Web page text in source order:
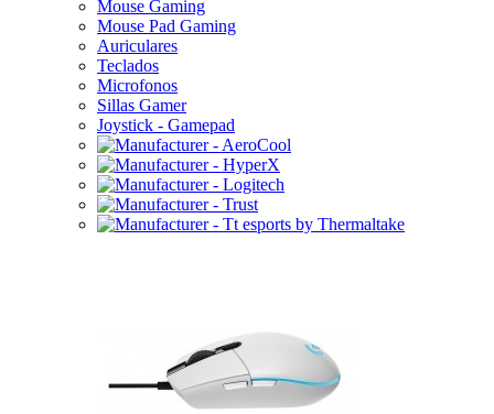
Mouse Gaming
Mouse Pad Gaming
Auriculares
Teclados
Microfonos
Sillas Gamer
Joystick - Gamepad